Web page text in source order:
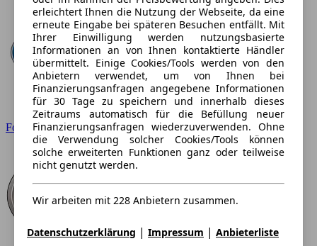
Ford
erleichtert Ihnen die Nutzung der Webseite, da eine
erneute Eingabe bei späteren Besuchen entfällt. Mit
Ihrer Einwilligung werden nutzungsbasierte
Informationen an von Ihnen kontaktierte Händler
übermittelt. Einige Cookies/Tools werden von den
Anbietern verwendet, um von Ihnen bei
Finanzierungsanfragen angegebene Informationen
für 30 Tage zu speichern und innerhalb dieses
Zeitraums automatisch für die Befüllung neuer
Finanzierungsanfragen wiederzuverwenden. Ohne
die Verwendung solcher Cookies/Tools können
solche erweiterten Funktionen ganz oder teilweise
nicht genutzt werden.
Wir arbeiten mit 228 Anbietern zusammen.
Datenschutzerklärung | Impressum | Anbieterliste